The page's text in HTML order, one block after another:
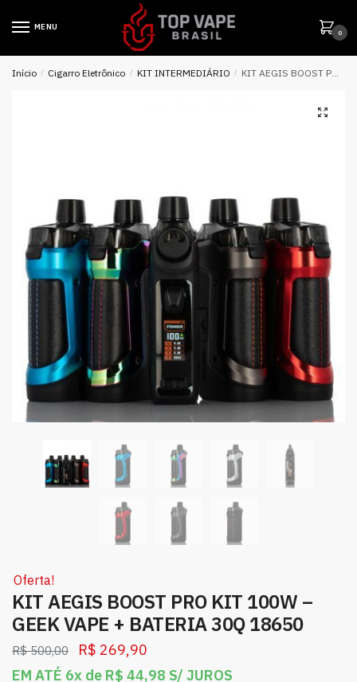
MENU
0
Início / Cigarro Eletrônico / KIT INTERMEDIÁRIO / KIT AEGIS BOOST PRO KIT 100W – GEEK VAPE + BATERIA 30Q 18650
Oferta!
KIT AEGIS BOOST PRO KIT 100W –
GEEK VAPE + BATERIA 30Q 18650
R$500,00 R$ 269,90
EM ATÉ 6x de R$ 44,98 S/ JUROS